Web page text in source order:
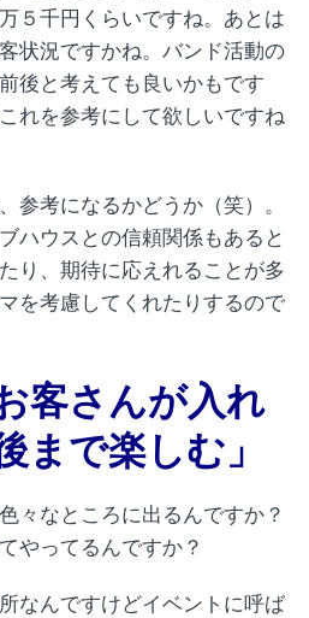
５千円くらいですね。あとは
状況ですかね。バンド活動の
後と考えても良いかもです
れを参考にして欲しいですね
参考になるかどうか（笑）。
ハウスとの信頼関係もあると
り、期待に応えれることが多
を考慮してくれたりするので
客さんが入れ
まで楽しむ」
々なところに出るんですか？
やってるんですか？
なんですけどイベントに呼ば